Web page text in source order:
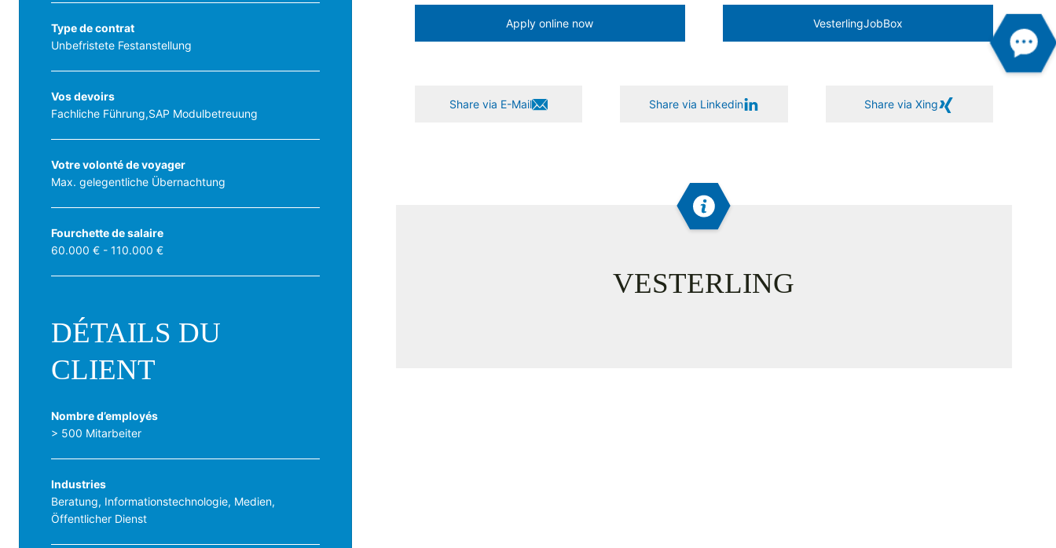
Type de contrat
Unbefristete Festanstellung
Vos devoirs
Fachliche Führung,SAP Modulbetreuung
Votre volonté de voyager
Max. gelegentliche Übernachtung
Fourchette de salaire
60.000 € - 110.000 €
DÉTAILS DU
CLIENT
Nombre d’employés
> 500 Mitarbeiter
Industries
Beratung, Informationstechnologie, Medien,
Öffentlicher Dienst
Apply online now Vesterling­JobBox
Share via E-Mail Share via Linkedin Share via Xing
VESTERLING